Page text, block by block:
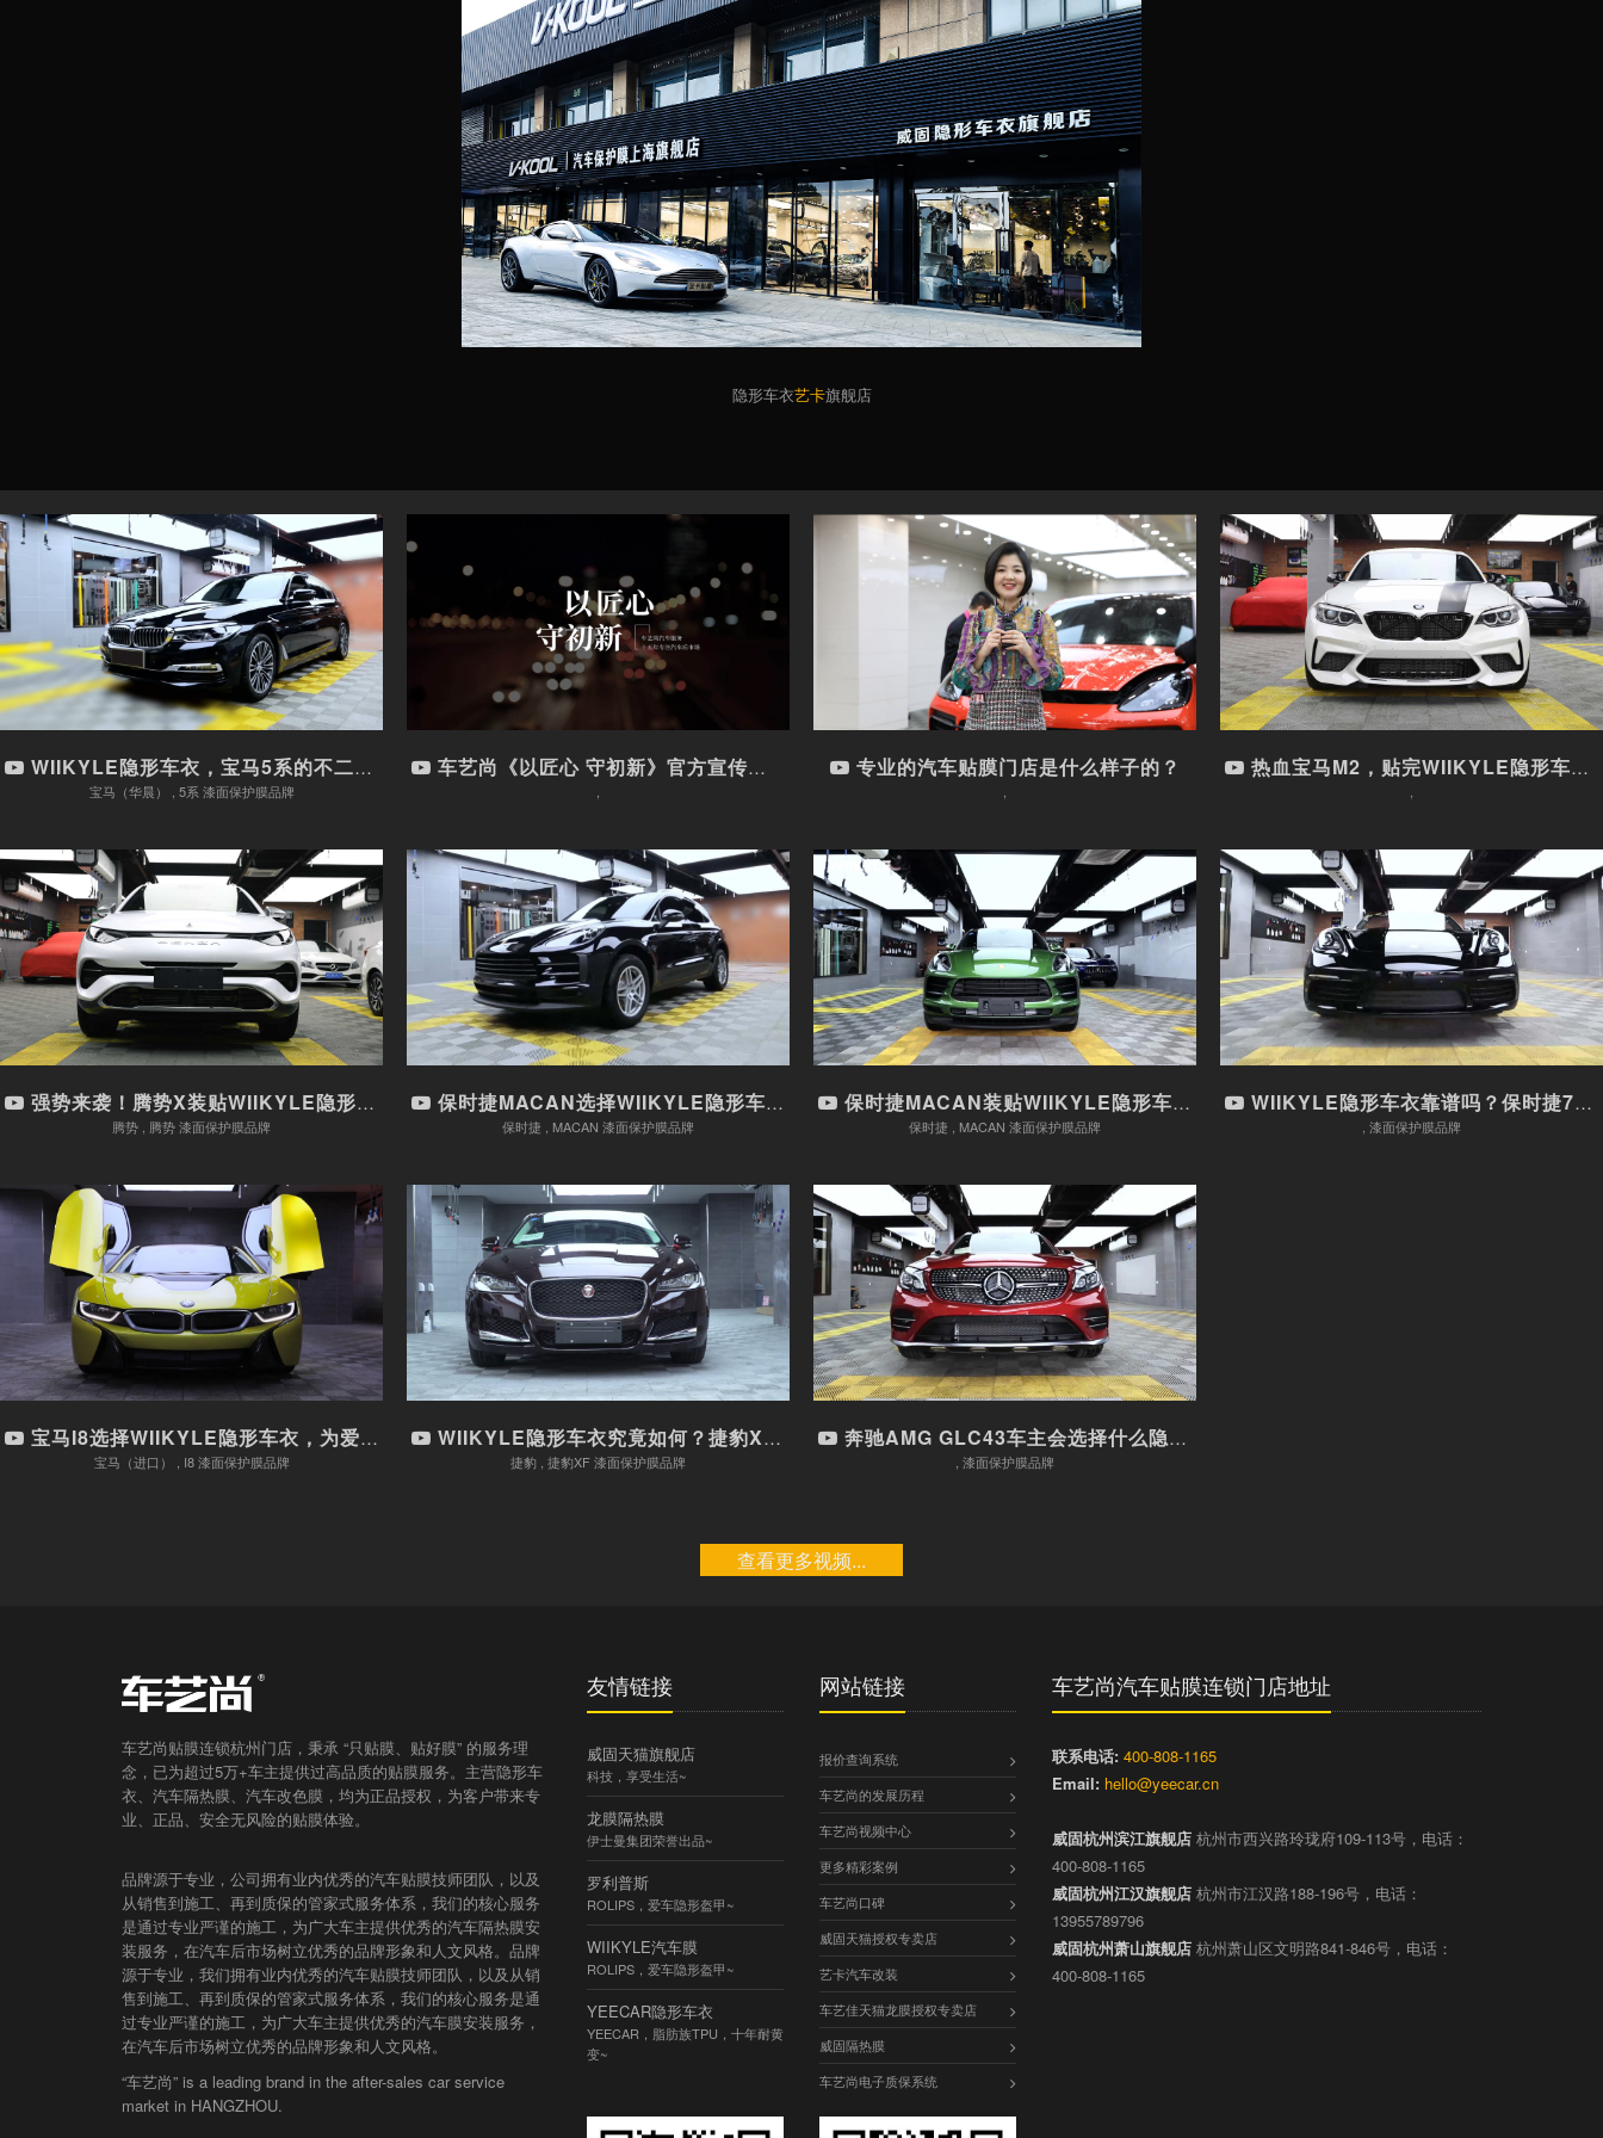
隐形车衣艺卡旗舰店
WIIKYLE隐形车衣，宝马5系...
车型：宝马（华晨） , 5系
漆面保护膜品牌
观看视频
WIIKYLE隐形车衣，宝马5系的不二之选！
宝马（华晨） , 5系 漆面保护膜品牌
车艺尚《以匠心 守初新》官方宣传...
车型： ,
观看视频
车艺尚《以匠心 守初新》官方宣传视频
专业的汽车贴膜门店是什么样子的？...
车型： ,
观看视频
专业的汽车贴膜门店是什么样子的？
热血宝马M2，贴完WIIKYLE...
车型： ,
观看视频
热血宝马M2，贴完WIIKYLE隐形车衣，有操控...
强势来袭！腾势X装贴WIIKYL...
车型：腾势 , 腾势
漆面保护膜品牌
观看视频
强势来袭！腾势X装贴WIIKYLE隐形车衣！
腾势 , 腾势 漆面保护膜品牌
保时捷MACAN选择WIIKYL...
车型：保时捷 , MACAN
漆面保护膜品牌
观看视频
保时捷MACAN选择WIIKYLE隐形车衣，为爱...
保时捷 , MACAN 漆面保护膜品牌
保时捷MACAN装贴WIIKYL...
车型：保时捷 , MACAN
漆面保护膜品牌
观看视频
保时捷MACAN装贴WIIKYLE隐形车衣，比卡...
保时捷 , MACAN 漆面保护膜品牌
WIIKYLE隐形车衣靠谱吗？保...
车型： ,
漆面保护膜品牌
观看视频
WIIKYLE隐形车衣靠谱吗？保时捷718亲自示...
, 漆面保护膜品牌
宝马I8选择WIIKYLE隐形车...
车型：宝马（进口） , I8
漆面保护膜品牌
观看视频
宝马I8选择WIIKYLE隐形车衣，为爱车保驾护...
宝马（进口） , I8 漆面保护膜品牌
WIIKYLE隐形车衣究竟如何？...
车型：捷豹 , 捷豹XF
漆面保护膜品牌
观看视频
WIIKYLE隐形车衣究竟如何？捷豹XFL车主的...
捷豹 , 捷豹XF 漆面保护膜品牌
奔驰AMG GLC43车主会选择...
车型： ,
漆面保护膜品牌
观看视频
奔驰AMG GLC43车主会选择什么隐形车衣？非...
, 漆面保护膜品牌
查看更多视频...
车艺尚贴膜连锁杭州门店，秉承 “只贴膜、贴好膜” 的服务理
念，已为超过5万+车主提供过高品质的贴膜服务。主营隐形车
衣、汽车隔热膜、汽车改色膜，均为正品授权，为客户带来专
业、正品、安全无风险的贴膜体验。
品牌源于专业，公司拥有业内优秀的汽车贴膜技师团队，以及
从销售到施工、再到质保的管家式服务体系，我们的核心服务
是通过专业严谨的施工，为广大车主提供优秀的汽车隔热膜安
装服务，在汽车后市场树立优秀的品牌形象和人文风格。品牌
源于专业，我们拥有业内优秀的汽车贴膜技师团队，以及从销
售到施工、再到质保的管家式服务体系，我们的核心服务是通
过专业严谨的施工，为广大车主提供优秀的汽车膜安装服务，
在汽车后市场树立优秀的品牌形象和人文风格。
“车艺尚” is a leading brand in the after-sales car service
market in HANGZHOU.
友情链接
威固天猫旗舰店
科技，享受生活~
龙膜隔热膜
伊士曼集团荣誉出品~
罗利普斯
ROLIPS，爱车隐形盔甲~
WIIKYLE汽车膜
ROLIPS，爱车隐形盔甲~
YEECAR隐形车衣
YEECAR，脂肪族TPU，十年耐黄
变~
网站链接
报价查询系统
车艺尚的发展历程
车艺尚视频中心
更多精彩案例
车艺尚口碑
威固天猫授权专卖店
艺卡汽车改装
车艺佳天猫龙膜授权专卖店
威固隔热膜
车艺尚电子质保系统
车艺尚汽车贴膜连锁门店地址
联系电话: 400-808-1165
Email: hello@yeecar.cn
威固杭州滨江旗舰店 杭州市西兴路玲珑府109-113号，电话：
400-808-1165
威固杭州江汉旗舰店 杭州市江汉路188-196号，电话：
13955789796
威固杭州萧山旗舰店 杭州萧山区文明路841-846号，电话：
400-808-1165